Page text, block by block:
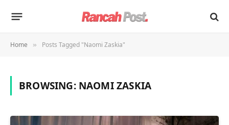
Home » Posts Tagged "Naomi Zaskia"
BROWSING: NAOMI ZASKIA